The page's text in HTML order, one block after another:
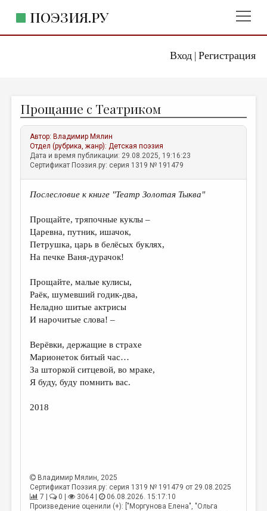
Вход| Регистрация
ПОЭЗИЯ.РУ
ЖАНРЫ
АВТОРЫ
КОММЕНТАРИИ
ЛИТСАЛОН
НОВОСТИ
ПРАВИЛА САЙТА
ОТДЕЛЫ И РУБРИКИ
ИЗБРАННОЕ
ДАЙДЖЕСТ
ПРОИЗВЕДЕНИЯ
ПЕРЕВОДЫ
КОНКУРСЫ
ДЕТСКАЯ КОМНАТА
КНИЖНАЯ ПОЛКА
ОБЗОР ЛИТЕРАТУРЫ
КОЛОНКА РЕДАКТОРА
РЕДКОЛЛЕГИЯ
Прощание с Театриком
Автор: Владимир Мялин
Отдел (рубрика, жанр):Детская поэзия
Дата и время публикации: 29.08.2025, 19:16:23
Сертификат Поэзия.ру: серия 1319 № 191479
Послесловие к книге "Театр Золотая Тыква"
Прощайте, тряпочные куклы –
Царевна, путник, ишачок,
Петрушка, царь в белёсых буклях,
На печке Ваня-дурачок!
Прощайте, малые кулисы,
Раёк, шумевший годик-два,
Неладно шитые актрисы
И нарочитые слова! –
Верёвки, держащие в страхе
Марионеток битый час…
За шторкой ситцевой, во мраке,
Я буду, буду помнить вас.
2018
Владимир Мялин, 2025
Сертификат Поэзия.ру: серия 1319 № 191479 от 29.08.2025
7 |
0 | 3064 |
06.08.2026. 15:17:10
Произведение оценили (+): ["Моргунова Елена", "Ольга